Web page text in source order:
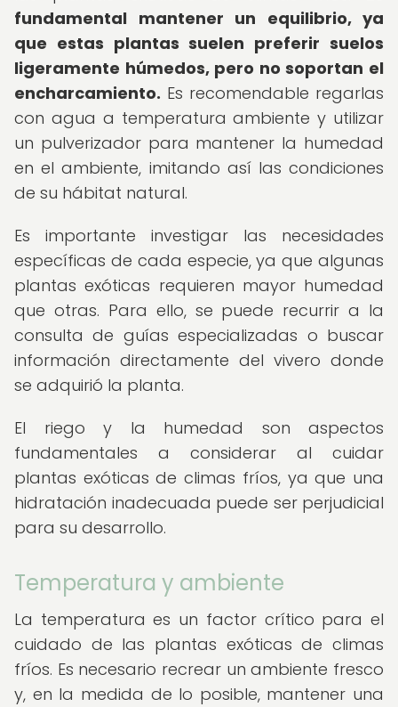
fundamental mantener un equilibrio, ya
que estas plantas suelen preferir suelos
ligeramente húmedos, pero no soportan el
encharcamiento. Es recomendable regarlas
con agua a temperatura ambiente y utilizar
un pulverizador para mantener la humedad
en el ambiente, imitando así las condiciones
de su hábitat natural.
Es importante investigar las necesidades
específicas de cada especie, ya que algunas
plantas exóticas requieren mayor humedad
que otras. Para ello, se puede recurrir a la
consulta de guías especializadas o buscar
información directamente del vivero donde
se adquirió la planta.
El riego y la humedad son aspectos
fundamentales a considerar al cuidar
plantas exóticas de climas fríos, ya que una
hidratación inadecuada puede ser perjudicial
para su desarrollo.
Temperatura y ambiente
La temperatura es un factor crítico para el
cuidado de las plantas exóticas de climas
fríos. Es necesario recrear un ambiente fresco
y, en la medida de lo posible, mantener una